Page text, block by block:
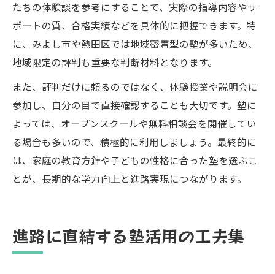
たちの体験談を参考にすることで、実際の指導内容やサ
ポートの質、合格実績などを具体的に把握できます。特
に、みよし市や熱田区では地域密着型の塾が多いため、
地域限定の評判も重要な判断材料となります。
また、評判だけに頼るのではなく、体験授業や説明会に
参加し、自分の目で直接確認することも大切です。塾に
よっては、オープンスクールや無料相談会を開催してい
る場合も多いので、積極的に利用しましょう。最終的に
は、家庭の教育方針や子どもの性格に合った塾を選ぶこ
とが、長期的な学力向上と進路実現につながります。
進路に直結する塾活用の工夫集